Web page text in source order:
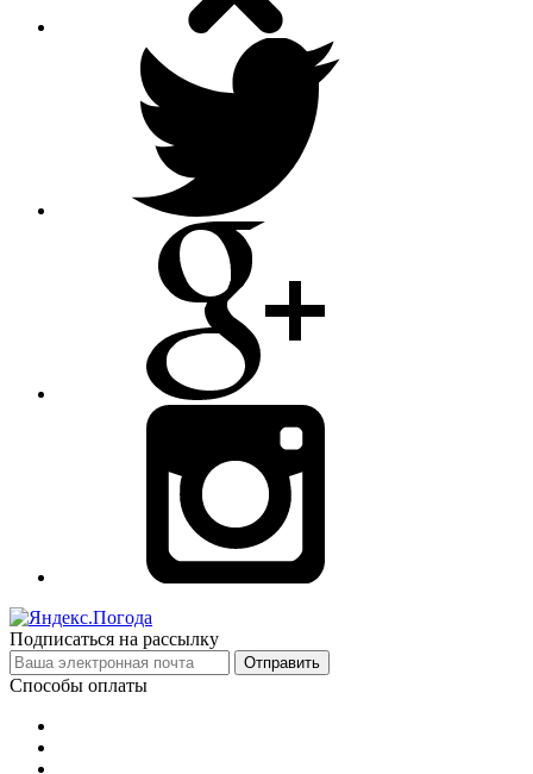
Подписаться на рассылку
Отправить
Способы оплаты